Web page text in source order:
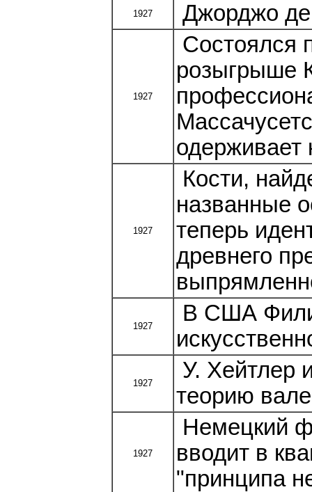
1927 Джорджо
1927
Состоялся
розыгрыше
1927
Кости,
названные
теперь
древнего
1927
В США
1927
У. Хейтлер
теорию
1927
Немецкий
вводит в
"принципа